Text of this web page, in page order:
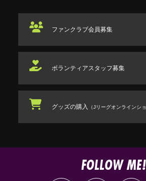
ファンクラブ会員募集
ボランティアスタッフ募集
グッズの購入 （Jリーグオンラインショ
FOLLOW ME!